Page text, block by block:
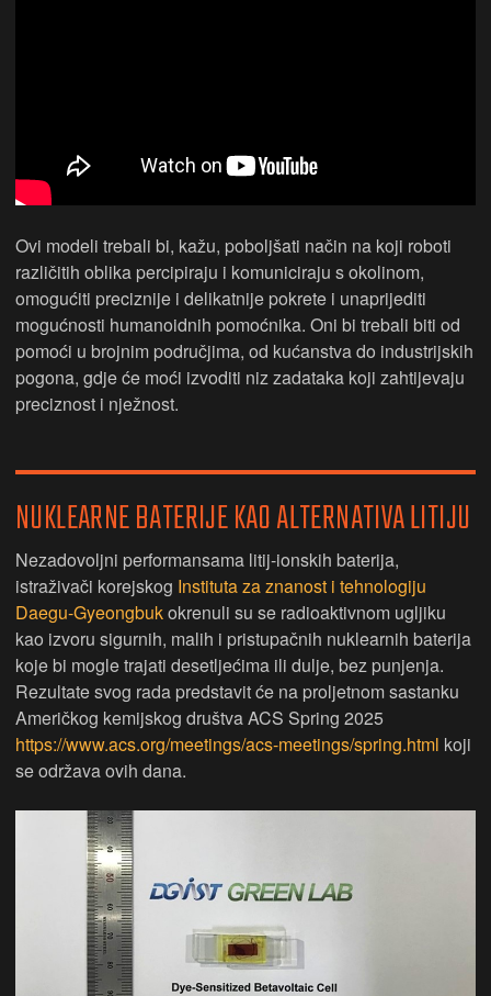
Ovi modeli trebali bi, kažu, poboljšati način na koji roboti
različitih oblika percipiraju i komuniciraju s okolinom,
omogućiti preciznije i delikatnije pokrete i unaprijediti
mogućnosti humanoidnih pomoćnika. Oni bi trebali biti od
pomoći u brojnim područjima, od kućanstva do industrijskih
pogona, gdje će moći izvoditi niz zadataka koji zahtijevaju
preciznost i nježnost.
NUKLEARNE BATERIJE KAO ALTERNATIVA LITIJU
Nezadovoljni performansama litij-ionskih baterija,
istraživači korejskog Instituta za znanost i tehnologiju
Daegu-Gyeongbukokrenuli su se radioaktivnom ugljiku
kao izvoru sigurnih, malih i pristupačnih nuklearnih baterija
koje bi mogle trajati desetljećima ili dulje, bez punjenja.
Rezultate svog rada predstavit će na proljetnom sastanku
Američkog kemijskog društva ACS Spring 2025
https://www.acs.org/meetings/acs-meetings/spring.html koji
se održava ovih dana.